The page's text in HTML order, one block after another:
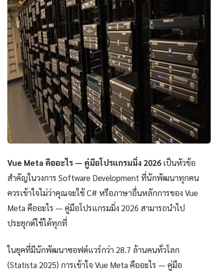
Vue Meta คืออะไร — คู่มือโปรแกรมมิ่ง 2026 เป็นหัวข้อ
สำคัญในวงการ Software Development ที่นักพัฒนาทุกคน
ควรเข้าใจไม่ว่าคุณจะใช้ C# หรือภาษาอื่นหลักการของ Vue
Meta คืออะไร — คู่มือโปรแกรมมิ่ง 2026 สามารถนำไป
ประยุกต์ใช้ได้ทุกที่
ในยุคที่มีนักพัฒนาซอฟต์แวร์กว่า 28.7 ล้านคนทั่วโลก
(Statista 2025) การเข้าใจ Vue Meta คืออะไร — คู่มือ